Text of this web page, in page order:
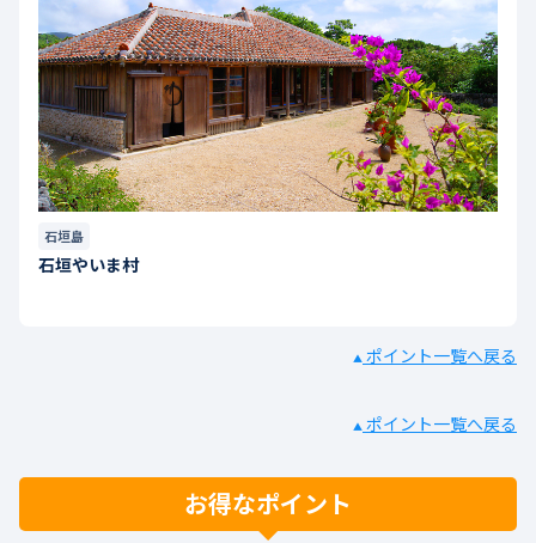
石垣島
石垣やいま村
▲ ポイント一覧へ戻る
▲ ポイント一覧へ戻る
お得なポイント